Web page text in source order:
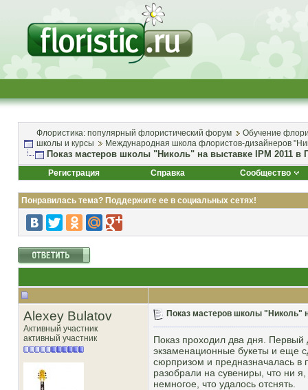
Флористика: популярный флористический форум
Обучение
школы и курсы
Международная школа флористов-дизайнеров
Показ мастеров школы "Николь" на выставке IPM 2011 в
Регистрация Справка Сообщество
Понравилась тема? Поддержите ее в социальных сетях!
Alexey Bulatov
Активный участник
активный участник
Показ мастеров школы "Николь"
Показ проходил два дня.
экзаменационные букеты и еще
сюрпризом и предназначалась в
разобрали на сувениры, что ни
немногое, что удалось отснять.